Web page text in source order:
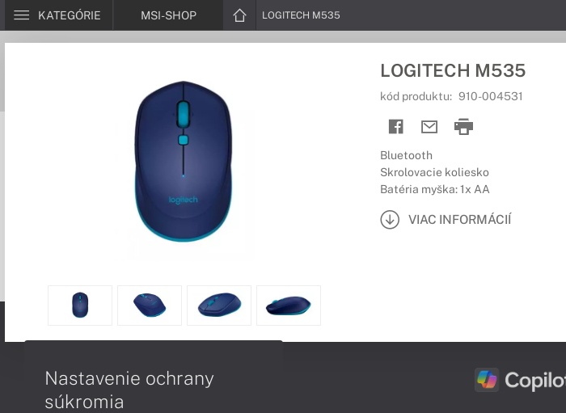
KATEGÓRIE MSI-SHOP LOGITECH M535
LOGITECH M535
kód produktu: 910-004531
Bluetooth
Skrolovacie koliesko
Batéria myška: 1x AA
VIAC INFORMÁCIÍ
Nastavenie ochrany
súkromia